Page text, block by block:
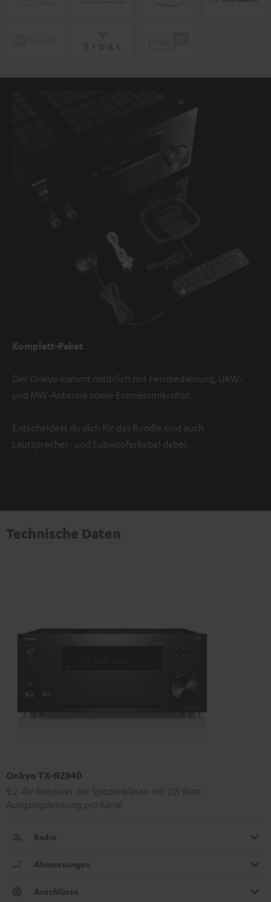
Komplett-Paket
Der Onkyo kommt natürlich mit Fernbedienung, UKW-
und MW-Antenne sowie Einmessmikrofon.
Entscheidest du dich für das Bundle sind auch
Lautsprecher- und Subwooferkabel dabei.
Technische Daten
Onkyo TX-RZ840
9.2-AV-Receiver der Spitzenklasse mit 215 Watt
Ausgangsleistung pro Kanal
Radio
Abmessungen
Anschlüsse